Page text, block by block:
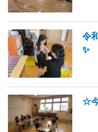
令
✨
☆